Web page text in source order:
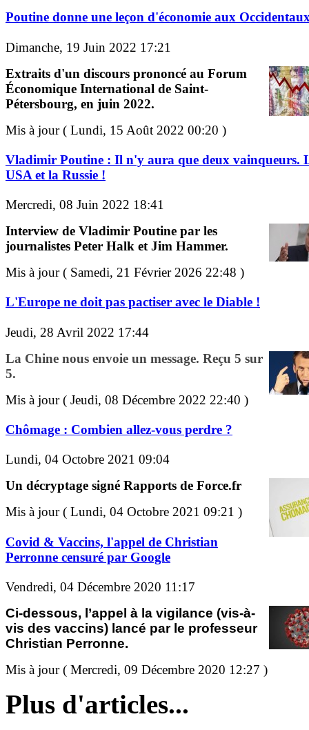
Poutine donne une leçon d'économie aux
Dimanche, 19 Juin 2022 17:21
Extraits d'un discours prononcé au Forum
Économique International de Saint-
Pétersbourg, en juin 2022.
Mis à jour ( Lundi, 15 Août 2022 00:20 )
Vladimir Poutine : Il n'y aura que deux vainqueurs.
USA et la Russie !
Mercredi, 08 Juin 2022 18:41
Interview de Vladimir Poutine par les
journalistes Peter Halk et Jim Hammer.
Mis à jour ( Samedi, 21 Février 2026 22:48 )
L'Europe ne doit pas pactiser avec le Diable !
Jeudi, 28 Avril 2022 17:44
La Chine nous envoie un message. Reçu 5 sur
5.
Mis à jour ( Jeudi, 08 Décembre 2022 22:40 )
Chômage : Combien allez-vous perdre ?
Lundi, 04 Octobre 2021 09:04
Un décryptage signé Rapports de Force.fr
Mis à jour ( Lundi, 04 Octobre 2021 09:21 )
Covid & Vaccins, l'appel de Christian
Perronne censuré par Google
Vendredi, 04 Décembre 2020 11:17
Ci-dessous, l’appel à la vigilance (vis-à-
vis des vaccins) lancé par le professeur
Christian Perronne.
Mis à jour ( Mercredi, 09 Décembre 2020 12:27 )
Plus d'articles...